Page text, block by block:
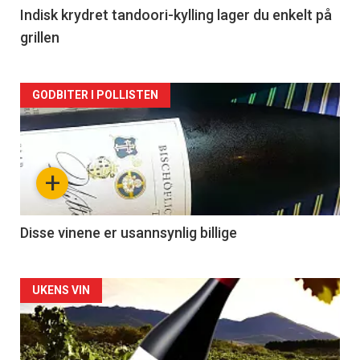
2
Indisk krydret tandoori-kylling lager du enkelt på
grillen
Forsiden
akkurat
nå
3
+
GODBITER I POLLISTEN
Disse vinene er usannsynlig billige
Forsiden
akkurat
UKENS VIN